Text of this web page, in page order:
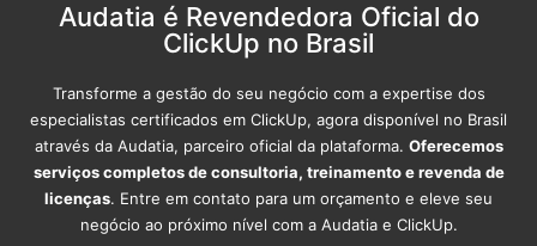
Audatia é Revendedora Oficial do
ClickUp no Brasil
Transforme a gestão do seu negócio com a expertise dos
especialistas certificados em ClickUp, agora disponível no Brasil
através da Audatia, parceiro oficial da plataforma. Oferecemos
serviços completos de consultoria, treinamento e revenda de
licenças. Entre em contato para um orçamento e eleve seu
negócio ao próximo nível com a Audatia e ClickUp.